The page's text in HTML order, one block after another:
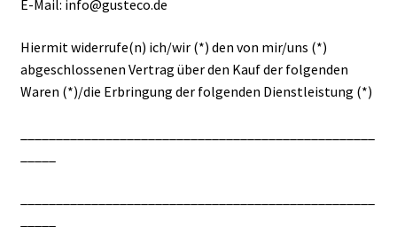
E-Mail: info@gusteco.de
Hiermit widerrufe(n) ich/wir (*) den von mir/uns (*)
abgeschlossenen Vertrag über den Kauf der folgenden
Waren (*)/die Erbringung der folgenden Dienstleistung (*)